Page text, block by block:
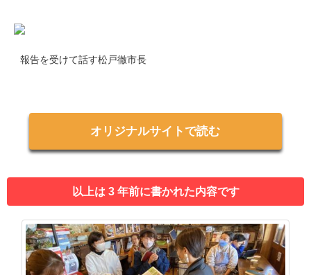
報告を受けて話す松戸徹市長
オリジナルサイトで読む
以上は 3 年前に書かれた内容です